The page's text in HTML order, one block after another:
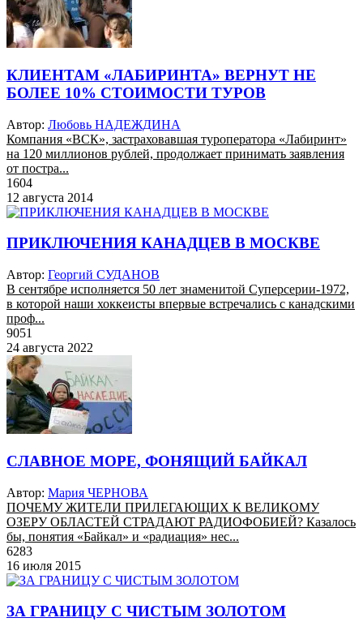
КЛИЕНТАМ «ЛАБИРИНТА» ВЕРНУТ НЕ
БОЛЕЕ 10% СТОИМОСТИ ТУРОВ
Автор: Любовь НАДЕЖДИНА
Компания «ВСК», застраховавшая туроператора «Лабиринт»
на 120 миллионов рублей, продолжает принимать заявления
от постра...
1604
12 августа 2014
ПРИКЛЮЧЕНИЯ КАНАДЦЕВ В МОСКВЕ
Автор: Георгий СУДАНОВ
В сентябре исполняется 50 лет знаменитой Суперсерии-1972,
в которой наши хоккеисты впервые встречались с канадскими
проф...
9051
24 августа 2022
СЛАВНОЕ МОРЕ, ФОНЯЩИЙ БАЙКАЛ
Автор: Мария ЧЕРНОВА
ПОЧЕМУ ЖИТЕЛИ ПРИЛЕГАЮЩИХ К ВЕЛИКОМУ
ОЗЕРУ ОБЛАСТЕЙ СТРАДАЮТ РАДИОФОБИЕЙ? Казалось
бы, понятия «Байкал» и «радиация» нес...
6283
16 июля 2015
ЗА ГРАНИЦУ С ЧИСТЫМ ЗОЛОТОМ